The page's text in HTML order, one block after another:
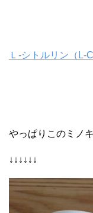
Ｌ-シトルリン（L-
やっぱりこのミノ
↓↓↓↓↓↓